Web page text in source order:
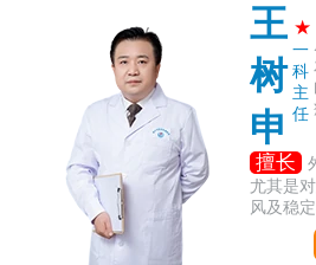
王
树
申
★
一
科
主
任
擅长
尤其是
风及稳